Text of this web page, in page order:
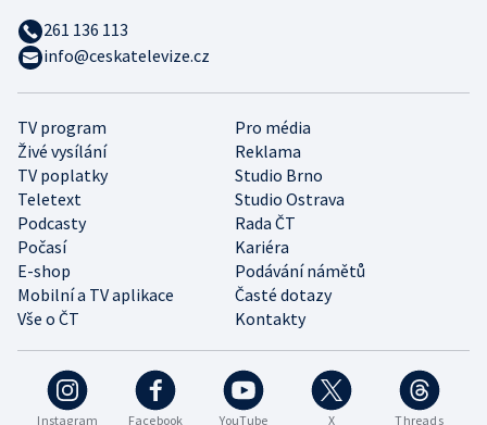
Instagram Facebook YouTube X Threads
TV program
Pro média
Živé vysílání
Reklama
TV poplatky
Studio Brno
Teletext
Studio Ostrava
Podcasty
Rada ČT
Počasí
Kariéra
E-shop
Podávání námětů
Mobilní a TV aplikace
Časté dotazy
Vše o ČT
Kontakty
261 136 113
info@ceskatelevize.cz